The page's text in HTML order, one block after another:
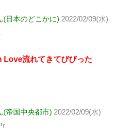
(日本のどこかに) 2022/02/09(水)
Love流れてきてびびった
(帝国中央都市) 2022/02/09(水)